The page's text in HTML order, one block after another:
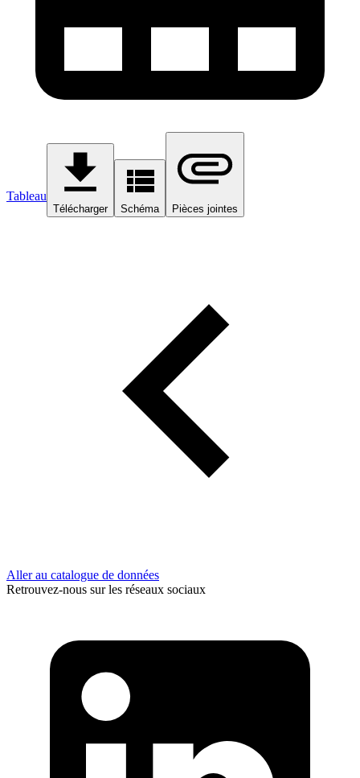
Tableau
Télécharger Schéma Pièces jointes
Aller au catalogue de données
Retrouvez-nous sur les réseaux sociaux